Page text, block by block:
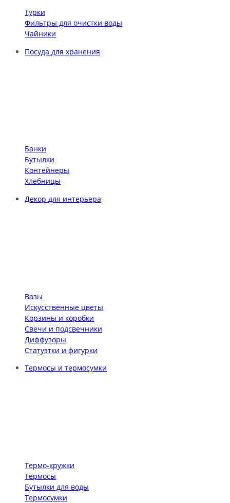
Турки
Фильтры для очистки воды
Чайники
Посуда для хранения
Банки
Бутылки
Контейнеры
Хлебницы
Декор для интерьера
Вазы
Искусственные цветы
Корзины и коробки
Свечи и подсвечники
Диффузоры
Статуэтки и фигурки
Термосы и термосумки
Термо-кружки
Термосы
Бутылки для воды
Термосумки